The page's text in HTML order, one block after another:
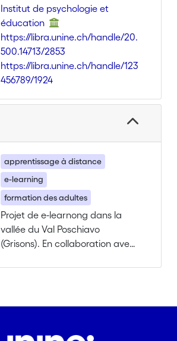
Institut de psychologie et
éducation
https://libra.unine.ch/handle/20.
500.14713/2853
https://libra.unine.ch/handle/123
456789/1924
apprentissage à distance
e-learning
formation des adultes
Projet de e-learnong dans la
vallée du Val Poschiavo
(Grisons). En collaboration avec